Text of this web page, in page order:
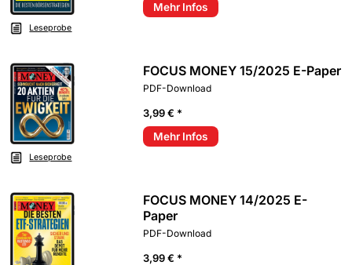
Leseprobe
Mehr Infos
Leseprobe
FOCUS MONEY 15/2025 E-Paper
PDF-Download
3,99 € *
Mehr Infos
FOCUS MONEY 14/2025 E-
Paper
PDF-Download
3,99 € *